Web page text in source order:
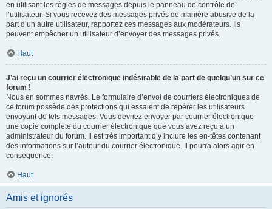
en utilisant les règles de messages depuis le panneau de contrôle de
l’utilisateur. Si vous recevez des messages privés de manière abusive de la
part d’un autre utilisateur, rapportez ces messages aux modérateurs. Ils
peuvent empêcher un utilisateur d’envoyer des messages privés.
Haut
J’ai reçu un courrier électronique indésirable de la part de quelqu’un sur ce
forum !
Nous en sommes navrés. Le formulaire d’envoi de courriers électroniques de
ce forum possède des protections qui essaient de repérer les utilisateurs
envoyant de tels messages. Vous devriez envoyer par courrier électronique
une copie complète du courrier électronique que vous avez reçu à un
administrateur du forum. Il est très important d’y inclure les en-têtes contenant
des informations sur l’auteur du courrier électronique. Il pourra alors agir en
conséquence.
Haut
Amis et ignorés